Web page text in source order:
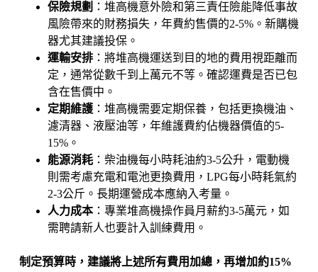
保險規劃 ：堆高機意外險和第三責任險能降低事故
風險帶來的財務損失，年費約售價的2-5%。新購機
器尤其建議投保。
運輸安排：將堆高機運送到目的地的費用視距離而
定，通常從數千到上萬元不等。確認運費是否已包
含在售價中。
定期維護：堆高機需要定期保養，包括更換機油、
濾清器、液壓油等，年維護費約佔機器價值的5-
15%。
能源消耗：柴油機每小時耗油約3-5公升，電動機
則需考慮充電和電池更換費用，LPG每小時耗氣約
2-3公斤。長期運營成本應納入考量。
人力成本：專業堆高機操作員月薪約3-5萬元，如
需聘請新人也要計入訓練費用。
制定預算時，建議將上述所有費用加總，再增加約15%